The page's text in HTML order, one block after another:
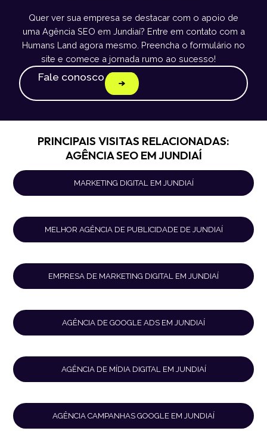
Quer ver sua empresa se destacar com o apoio de
uma Agência SEO em Jundiaí? Entre em contato com a
Humans Land agora mesmo. Preencha o formulário no
site e comece a jornada rumo ao sucesso!
Fale conosco
PRINCIPAIS VISITAS RELACIONADAS:
AGÊNCIA SEO EM JUNDIAÍ
MARKETING DIGITAL EM JUNDIAÍ
MELHOR AGÊNCIA DE PUBLICIDADE DE JUNDIAÍ
EMPRESA DE MARKETING DIGITAL EM JUNDIAÍ
AGÊNCIA DE GOOGLE ADS EM JUNDIAÍ
AGÊNCIA DE MÍDIA DIGITAL EM JUNDIAÍ
AGÊNCIA CAMPANHAS GOOGLE EM JUNDIAÍ